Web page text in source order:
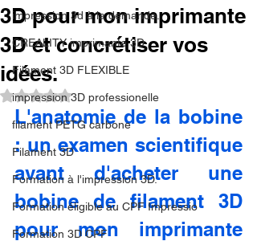
impression 3d à la demande.
CREALITY imprimante 3D
Filament 3D FLEXIBLE
impression 3D professionelle
filament PETG carbone
Filament 3D
Formation à l'impression 3D.
Formation éligible au CPF Impressio
Formation 3D CPF
3D pour mon imprimante
3D et concrétiser vos
idées.
Noté NaN étoiles sur 5.
L'anatomie de la bobine
: un examen scientifique
avant d'acheter une
bobine de filament 3D
pour mon imprimante